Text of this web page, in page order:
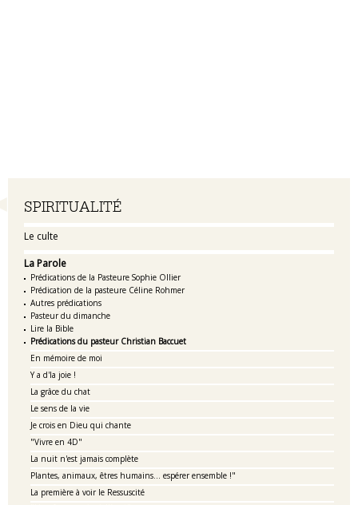
Navigation
SPIRITUALITÉ
Le culte
La Parole
Prédications de la Pasteure Sophie Ollier
Prédication de la pasteure Céline Rohmer
Autres prédications
Pasteur du dimanche
Lire la Bible
Prédications du pasteur Christian Baccuet
En mémoire de moi
Y a d'la joie !
La grâce du chat
Le sens de la vie
Je crois en Dieu qui chante
"Vivre en 4D"
La nuit n'est jamais complète
Plantes, animaux, êtres humains... espérer ensemble !"
La première à voir le Ressuscité